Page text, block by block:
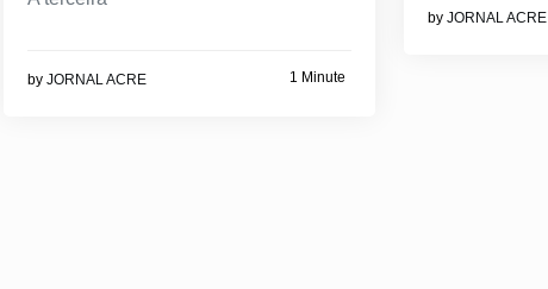
by JORNAL ACRE
by JORNAL ACRE 1 Minute